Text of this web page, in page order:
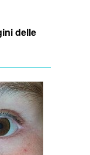
delle